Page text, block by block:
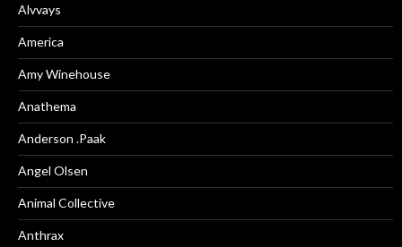
Alvvays
America
Amy Winehouse
Anathema
Anderson .Paak
Angel Olsen
Animal Collective
Anthrax